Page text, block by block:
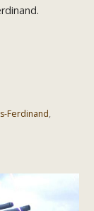
Ferdinand,